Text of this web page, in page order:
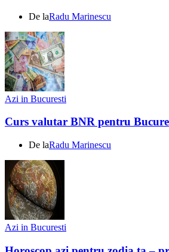
De laRadu Marinescu
Azi in Bucuresti
Curs valutar BNR pentru
De laRadu Marinescu
Azi in Bucuresti